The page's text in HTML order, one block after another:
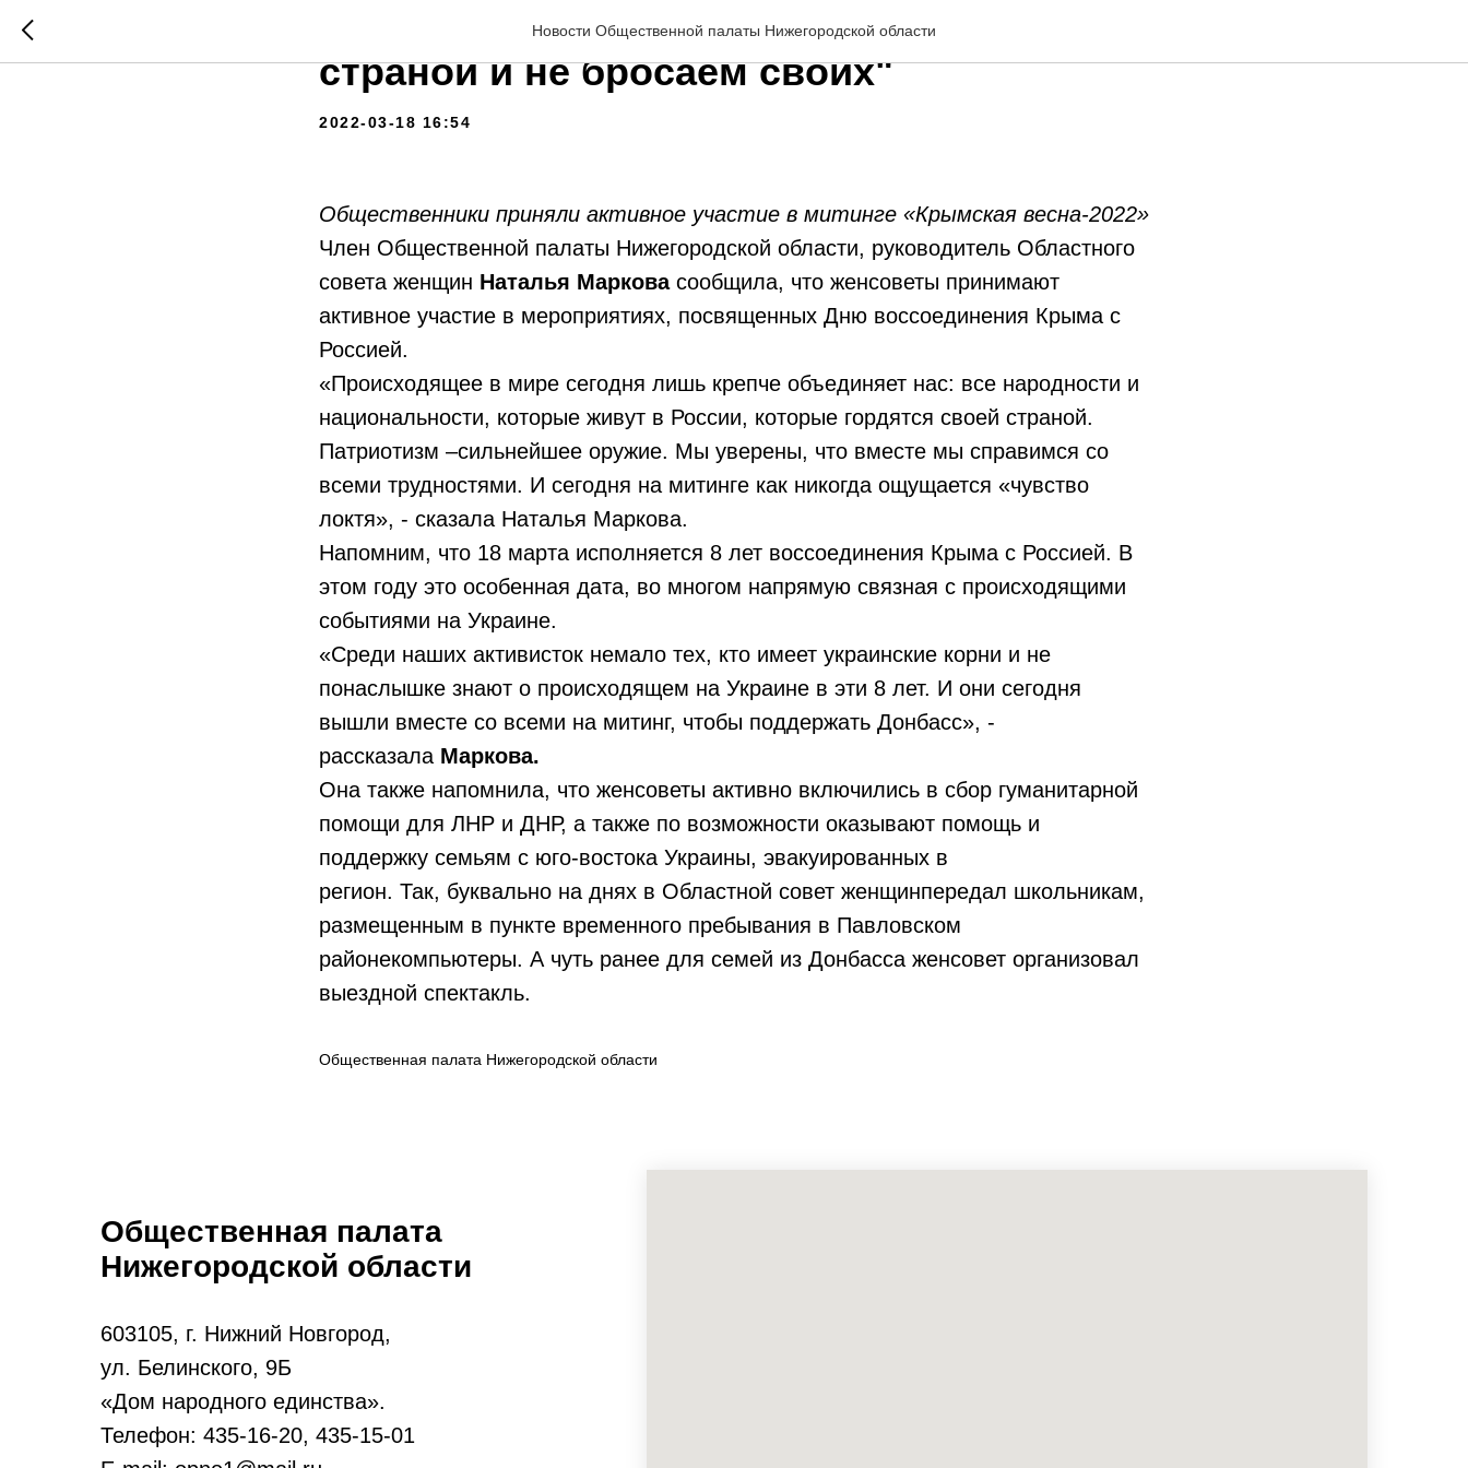
Новости Общественной палаты Нижегородской области
Наталья Маркова: "Мы гордимся своей
страной и не бросаем своих"
2022-03-18 16:54
Общественники приняли активное участие в митинге «Крымская весна-2022»
Член Общественной палаты Нижегородской области, руководитель Областного
совета женщин Наталья Марковасообщила, что женсоветы принимают
активное участие в мероприятиях, посвященных Дню воссоединения Крыма с
Россией.
«Происходящее в мире сегодня лишь крепче объединяет нас: все народности и
национальности, которые живут в России, которые гордятся своей страной.
Патриотизм –сильнейшее оружие. Мы уверены, что вместе мы справимся со
всеми трудностями. И сегодня на митинге как никогда ощущается «чувство
локтя», - сказала Наталья Маркова.
Напомним, что 18 марта исполняется 8 лет воссоединения Крыма с Россией. В
этом году это особенная дата, во многом напрямую связная с происходящими
событиями на Украине.
«Среди наших активисток немало тех, кто имеет украинские корни и не
понаслышке знают о происходящем на Украине в эти 8 лет. И они сегодня
вышли вместе со всеми на митинг, чтобы поддержать Донбасс», -
рассказала Маркова.
Она также напомнила, что женсоветы активно включились в сбор гуманитарной
помощи для ЛНР и ДНР, а также по возможности оказывают помощь и
поддержку семьям с юго-востока Украины, эвакуированных в
регион. Так, буквально на днях в Областной совет женщинпередал школьникам,
размещенным в пункте временного пребывания в Павловском
районекомпьютеры. А чуть ранее для семей из Донбасса женсовет организовал
выездной спектакль.
Общественная палата Нижегородской области
Общественная палата
Нижегородской области
603105, г. Нижний Новгород,
ул. Белинского, 9Б
«Дом народного единства».
Телефон: 435-16-20, 435-15-01